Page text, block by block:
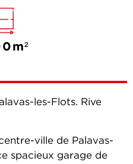
les-Flots. Rive
ville de Palavas-
spacieux garage de